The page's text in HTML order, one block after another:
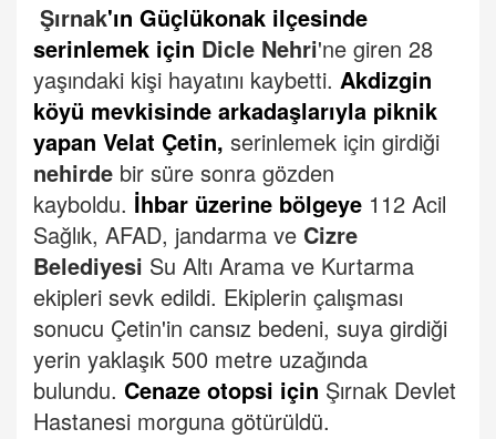
Şırnak'ın Güçlükonak ilçesinde
serinlemek için Dicle Nehri'ne giren 28
yaşındaki kişi hayatını kaybetti. Akdizgin
köyü mevkisinde arkadaşlarıyla piknik
yapan Velat Çetin, serinlemek için girdiği
nehirde bir süre sonra gözden
kayboldu. İhbar üzerine bölgeye 112 Acil
Sağlık, AFAD, jandarma ve Cizre
Belediyesi Su Altı Arama ve Kurtarma
ekipleri sevk edildi. Ekiplerin çalışması
sonucu Çetin'in cansız bedeni, suya girdiği
yerin yaklaşık 500 metre uzağında
bulundu. Cenaze otopsi için Şırnak Devlet
Hastanesi morguna götürüldü.